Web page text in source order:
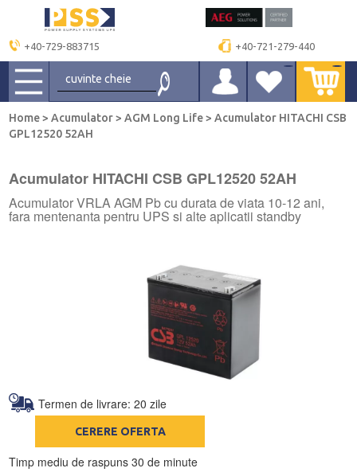
+40-729-883715 +40-721-279-440
Home>Acumulator>AGM Long Life> Acumulator HITACHI CSB
GPL12520 52AH
Acumulator HITACHI CSB GPL12520 52AH
Acumulator VRLA AGM Pb cu durata de viata 10-12 ani,
fara mentenanta pentru UPS si alte aplicatii standby
Termen de livrare: 20 zile
CERERE OFERTA
Timp mediu de raspuns 30 de minute